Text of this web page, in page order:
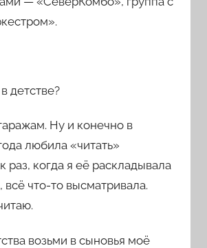
детстве?
Ну и конечно в
любила «читать»
раз, когда я её раскладывала
что-то высматривала.
возьми в сыновья моё